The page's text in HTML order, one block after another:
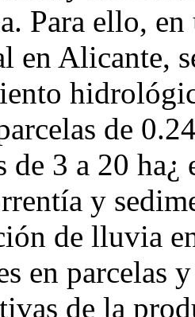
Para ello,
en Alicante,
de
de 3 a 20
y
de lluvia
en parcelas
de la